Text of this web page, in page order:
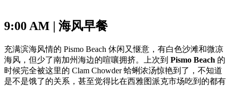
9:00 AM | 海风早餐
充满滨海风情的 Pismo Beach 休闲又惬意，有白色沙滩和微凉
海风，但少了南加州海边的喧嚷拥挤。上次到 Pismo Beach 的
时候完全被这里的 Clam Chowder 蛤蜊浓汤惊艳到了，不知道
是不是饿了的关系，甚至觉得比在西雅图派克市场吃到的都有